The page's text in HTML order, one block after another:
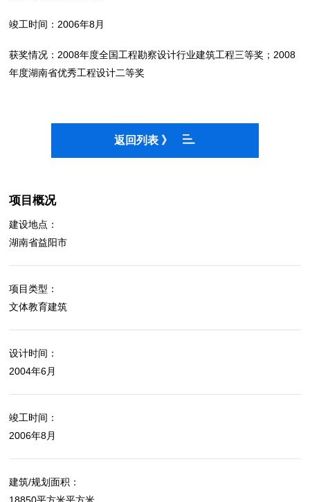
竣工时间：2006年8月
获奖情况：2008年度全国工程勘察设计行业建筑工程三等奖；2008
年度湖南省优秀工程设计二等奖
返回列表 》
项目概况
建设地点：
湖南省益阳市
项目类型：
文体教育建筑
设计时间：
2004年6月
竣工时间：
2006年8月
建筑/规划面积：